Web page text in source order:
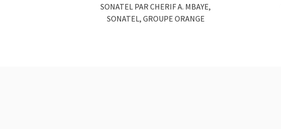
SONATEL PAR CHERIF A. MBAYE,
SONATEL, GROUPE ORANGE